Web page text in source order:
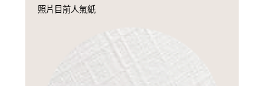
照片目前人氣紙